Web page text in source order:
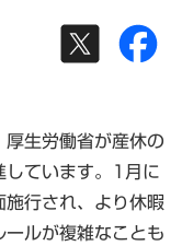
厚生労働省が産休の
しています。1月に
行され、より休暇
ルが複雑なことも